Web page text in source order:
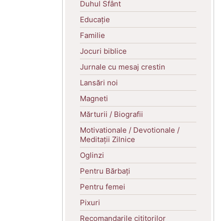
Duhul Sfânt
Educație
Familie
Jocuri biblice
Jurnale cu mesaj crestin
Lansări noi
Magneti
Mărturii / Biografii
Motivationale / Devotionale /
Meditații Zilnice
Oglinzi
Pentru Bărbați
Pentru femei
Pixuri
Recomandarile cititorilor